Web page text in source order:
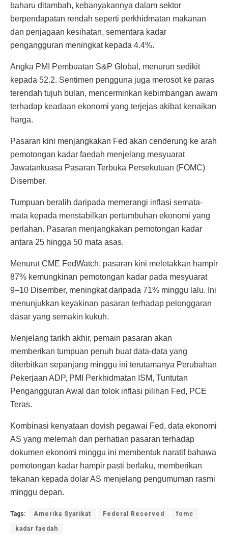
baharu ditambah, kebanyakannya dalam sektor
berpendapatan rendah seperti perkhidmatan makanan
dan penjagaan kesihatan, sementara kadar
pengangguran meningkat kepada 4.4%.
Angka PMI Pembuatan S&P Global, menurun sedikit
kepada 52.2. Sentimen pengguna juga merosot ke paras
terendah tujuh bulan, mencerminkan kebimbangan awam
terhadap keadaan ekonomi yang terjejas akibat kenaikan
harga.
Pasaran kini menjangkakan Fed akan cenderung ke arah
pemotongan kadar faedah menjelang mesyuarat
Jawatankuasa Pasaran Terbuka Persekutuan (FOMC)
Disember.
Tumpuan beralih daripada memerangi inflasi semata-
mata kepada menstabilkan pertumbuhan ekonomi yang
perlahan. Pasaran menjangkakan pemotongan kadar
antara 25 hingga 50 mata asas.
Menurut CME FedWatch, pasaran kini meletakkan hampir
87% kemungkinan pemotongan kadar pada mesyuarat
9–10 Disember, meningkat daripada 71% minggu lalu. Ini
menunjukkan keyakinan pasaran terhadap pelonggaran
dasar yang semakin kukuh.
Menjelang tarikh akhir, pemain pasaran akan
memberikan tumpuan penuh buat data-data yang
diterbitkan sepanjang minggu ini terutamanya Perubahan
Pekerjaan ADP, PMI Perkhidmatan ISM, Tuntutan
Pengangguran Awal dan tolok inflasi pilihan Fed, PCE
Teras.
Kombinasi kenyataan dovish pegawai Fed, data ekonomi
AS yang melemah dan perhatian pasaran terhadap
dokumen ekonomi minggu ini membentuk naratif bahawa
pemotongan kadar hampir pasti berlaku, memberikan
tekanan kepada dolar AS menjelang pengumuman rasmi
minggu depan.
Tags: Amerika Syarikat Federal Reserved fomc
kadar faedah